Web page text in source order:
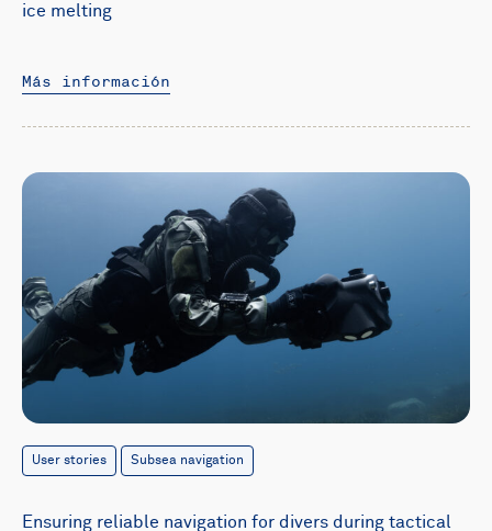
ice melting
Más información
User stories Subsea navigation
Ensuring reliable navigation for divers during tactical